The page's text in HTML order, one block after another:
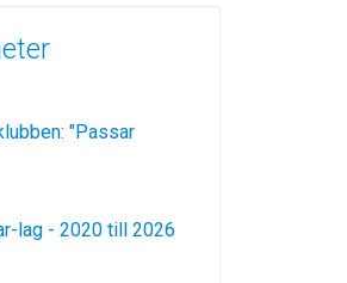
"Passar
lag - 2020 till 2026